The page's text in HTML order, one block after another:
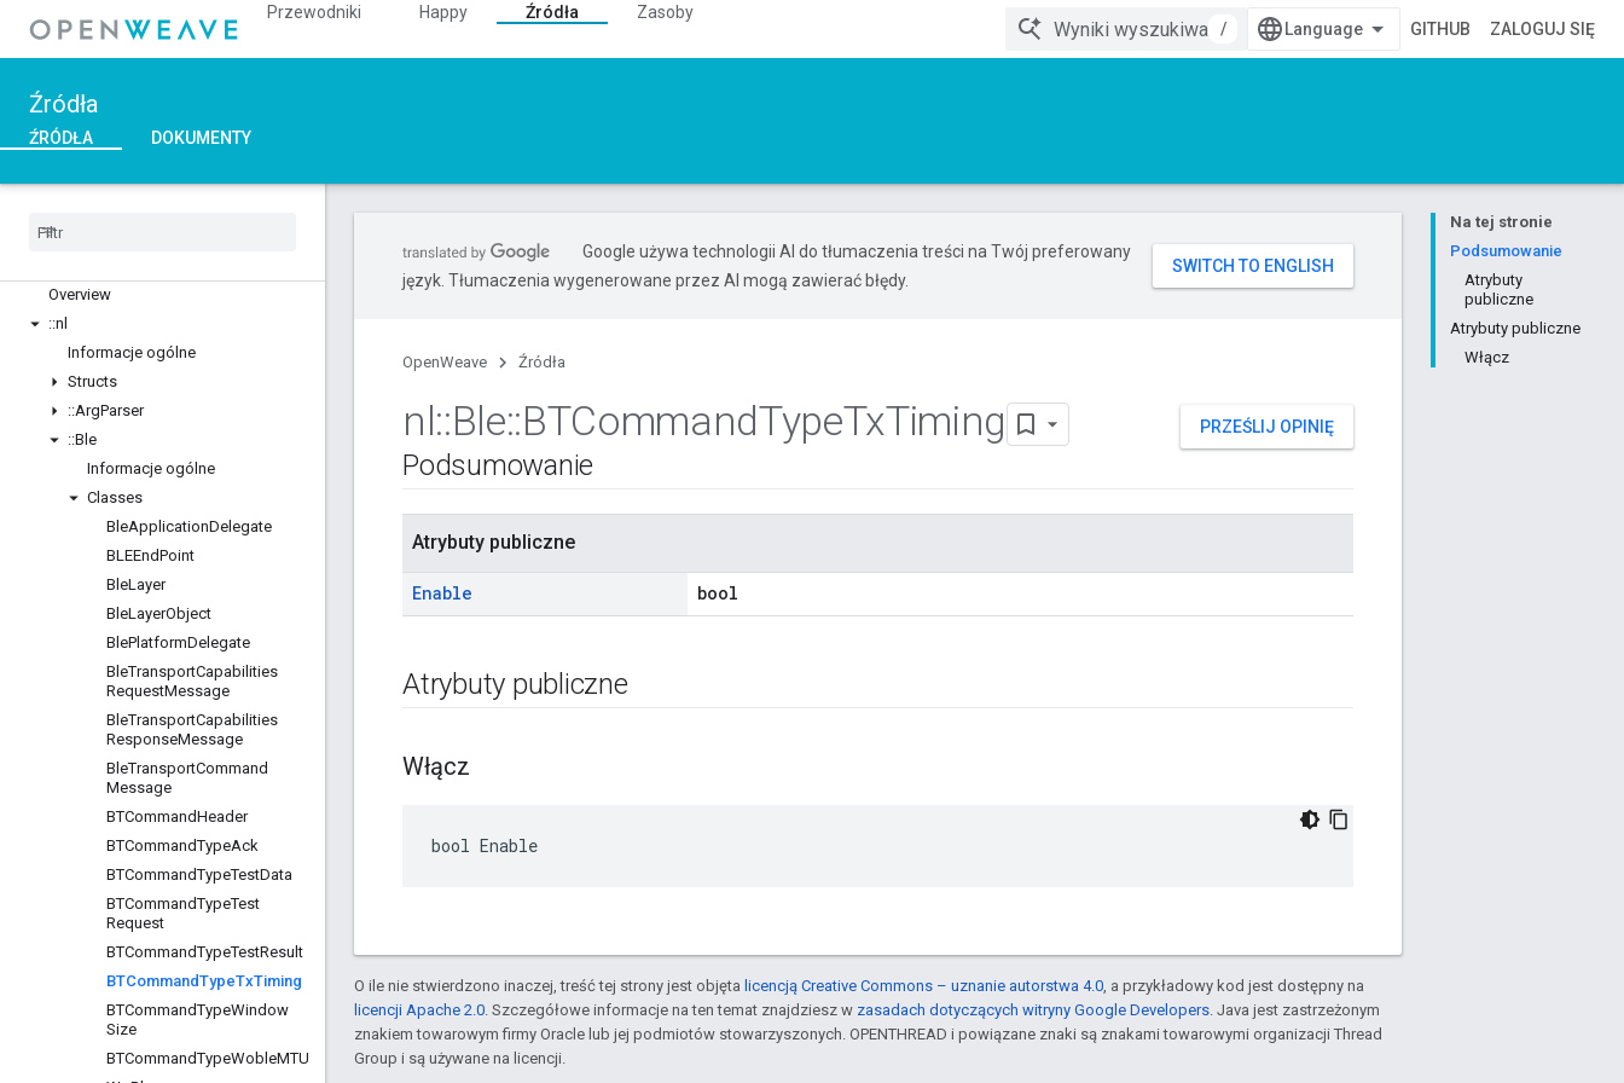
Przewodniki Happy Źródła
Zasoby
/
GITHUB ZALOGUJ SIĘ
Źródła
ŹRÓDŁA DOKUMENTY
Overview
::nl
Informacje ogólne
Structs
::ArgParser
::Ble
Informacje ogólne
Classes
BleApplicationDelegate
BLEEndPoint
BleLayer
BleLayerObject
BlePlatformDelegate
BleTransportCapabilities
RequestMessage
BleTransportCapabilities
ResponseMessage
BleTransportCommand
Message
BTCommandHeader
BTCommandTypeAck
BTCommandTypeTestData
BTCommandTypeTest
Request
BTCommandTypeTestResult
BTCommandTypeTxTiming
BTCommandTypeWindow
Size
BTCommandTypeWobleMTU
Na tej stronie
Podsumowanie
Atrybuty
publiczne
Atrybuty publiczne
Włącz
Google używa technologii AI do tłumaczenia treści na Twój preferowany
język. Tłumaczenia wygenerowane przez AI mogą zawierać błędy.
OpenWeave Źródła
PRZEŚLIJ OPINIĘ
nl::Ble::BTCommandTypeTxTiming
Podsumowanie
Atrybuty publiczne
Enable bool
Atrybuty publiczne
Włącz
bool Enable
O ile nie stwierdzono inaczej, treść tej strony jest objęta licencją Creative Commons – uznanie autorstwa 4.0, a przykładowy kod jest dostępny na
licencji Apache 2.0. Szczegółowe informacje na ten temat znajdziesz w zasadach dotyczących witryny Google Developers. Java jest zastrzeżonym
znakiem towarowym firmy Oracle lub jej podmiotów stowarzyszonych. OPENTHREAD i powiązane znaki są znakami towarowymi organizacji Thread
Group i są używane na licencji.